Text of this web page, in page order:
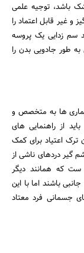
باشد، توجیه علمی
و غیر قابل اعتماد را
سم زدایی یک پروسه
طور جادویی بدن را
ها به متخصص و
از راهنمایی های
اعتیاد برای کمک
دردهای ناشی از
ست که همانند دیگر
باشند اما با این
جسمانی فرد معتاد